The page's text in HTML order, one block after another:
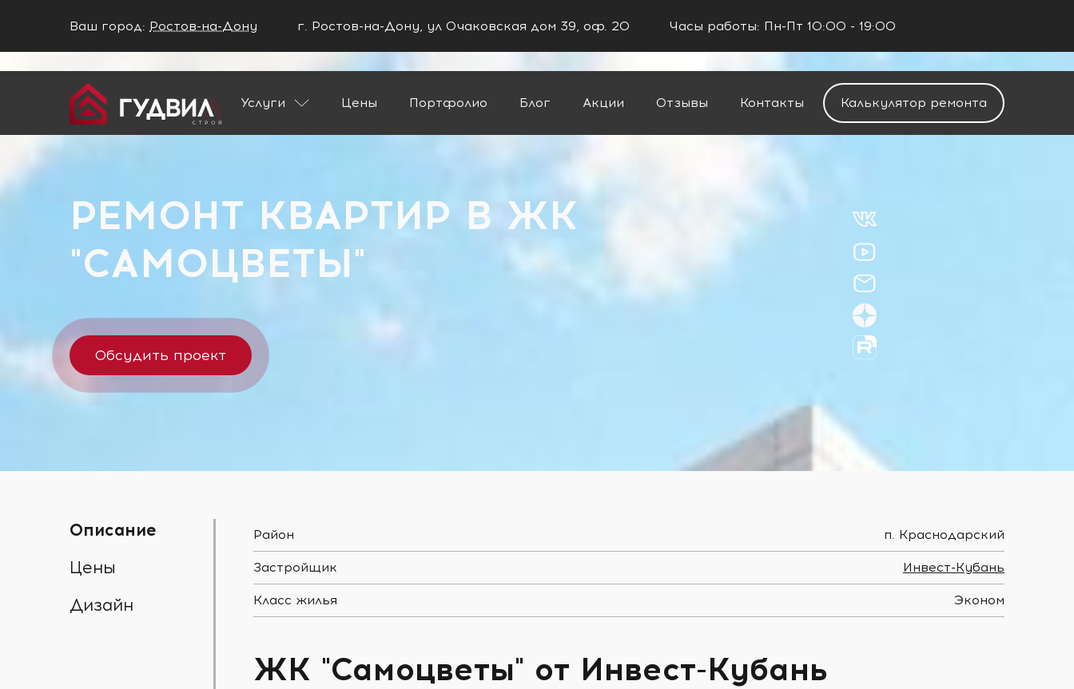
Ваш город: Ростов-на-Дону
Ваш город Ростов-на-Дону?
НЕТ
г. Ростов-на-Дону, ул Очаковская дом 39, оф. 20 Часы работы: Пн-Пт 10:00 - 19:00
Услуги
Цены Портфолио Блог Акции Отзывы Контакты
Калькулятор ремонта
Главная
Застройщики
РЕМОНТ КВАРТИР В ЖК
"САМОЦВЕТЫ"
Обсудить проект
Описание
Цены
Дизайн
Район п. Краснодарский
Застройщик Инвест-Кубань
Класс жилья Эконом
ЖК "Самоцветы" от Инвест-Кубань